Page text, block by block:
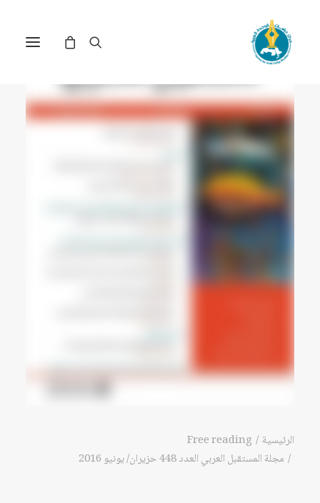
الرئيسية
Free reading
مجلة المستقبل العربي العدد 448 حزيران/ يونيو 2016